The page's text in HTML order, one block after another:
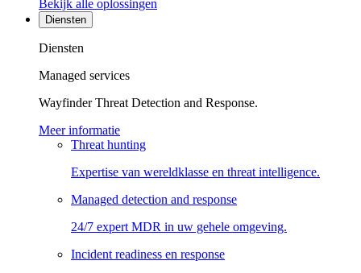
Bekijk alle oplossingen
Diensten
Diensten
Managed services
Wayfinder Threat Detection and Response.
Meer informatie
Threat hunting
Expertise van wereldklasse en threat intelligence.
Managed detection and response
24/7 expert MDR in uw gehele omgeving.
Incident readiness en response